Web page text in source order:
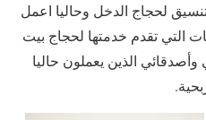
لحجاج الدخل وحاليا اعمل
التي تقدم خدمتها لحجاج بيت
وأصدقائي الذين يعملون حاليا